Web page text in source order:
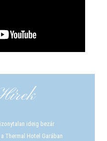
ideig bezár
Thermal Hotel Garában